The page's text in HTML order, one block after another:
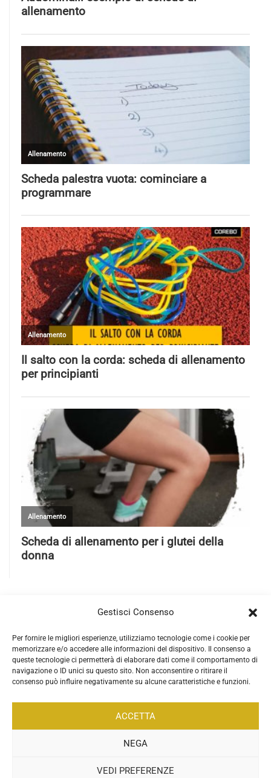
Gestisci Consenso
Per fornire le migliori esperienze, utilizziamo tecnologie come i cookie per
memorizzare e/o accedere alle informazioni del dispositivo. Il consenso a
queste tecnologie ci permetterà di elaborare dati come il comportamento di
navigazione o ID unici su questo sito. Non acconsentire o ritirare il
consenso può influire negativamente su alcune caratteristiche e funzioni.
ACCETTA
NEGA
VEDI PREFERENZE